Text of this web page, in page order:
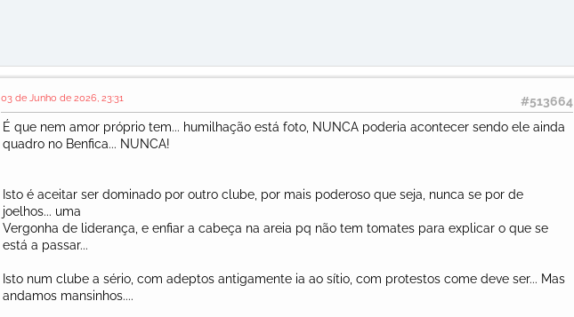
#513664
03 de Junho de 2026, 23:31
É que nem amor próprio tem... humilhação está foto, NUNCA poderia acontecer sendo ele ainda
quadro no Benfica... NUNCA!
Isto é aceitar ser dominado por outro clube, por mais poderoso que seja, nunca se por de
joelhos... uma
Vergonha de liderança, e enfiar a cabeça na areia pq não tem tomates para explicar o que se
está a passar...
Isto num clube a sério, com adeptos antigamente ia ao sítio, com protestos come deve ser... Mas
andamos mansinhos....